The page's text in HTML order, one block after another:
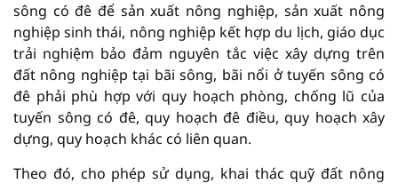
sông có đê để sản xuất nông nghiệp, sản xuất nông
nghiệp sinh thái, nông nghiệp kết hợp du lịch, giáo dục
trải nghiệm bảo đảm nguyên tắc việc xây dựng trên
đất nông nghiệp tại bãi sông, bãi nổi ở tuyến sông có
đê phải phù hợp với quy hoạch phòng, chống lũ của
tuyến sông có đê, quy hoạch đê điều, quy hoạch xây
dựng, quy hoạch khác có liên quan.
Theo đó, cho phép sử dụng, khai thác quỹ đất nông